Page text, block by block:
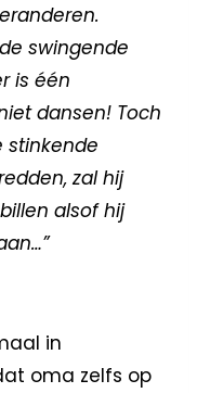
swingende
is één
dansen! Toch
stinkende
zal hij
alsof hij
in
oma zelfs op